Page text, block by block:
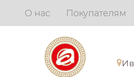
О нас Покупателям